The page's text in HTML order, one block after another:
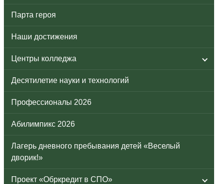
Парта героя
Наши достижения
Центры колледжа
Десятилетие науки и технологий
Профессионалы 2026
Абилимпикс 2026
Лагерь дневного пребывания детей «Веселый
дворик!»
Проект «Обркредит в СПО»